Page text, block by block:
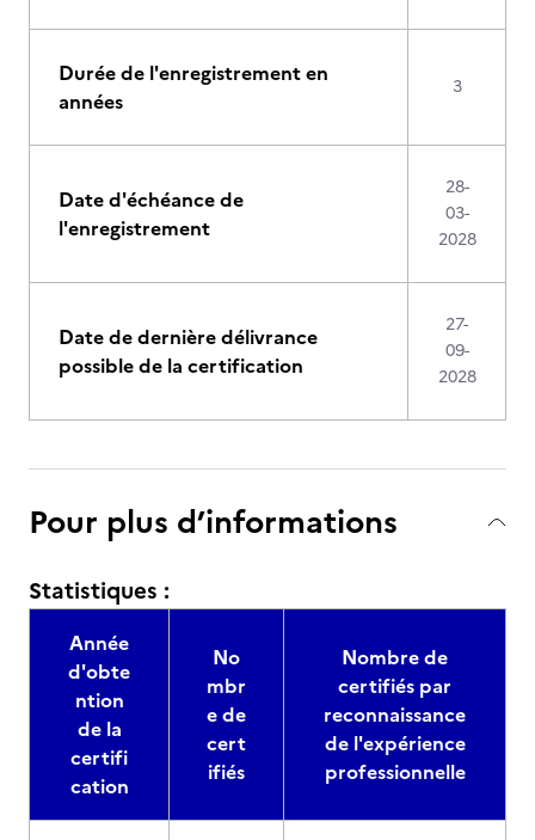
Durée de l'enregistrement en
années
3
Date d'échéance de
l'enregistrement
28-
03-
2028
Date de dernière délivrance
possible de la certification
27-
09-
2028
Pour plus d’informations
Statistiques :
Année
d'obte
ntion
de la
certifi
cation
No
mbr
e de
cert
ifiés
Nombre de
certifiés par
reconnaissance
de l'expérience
professionnelle